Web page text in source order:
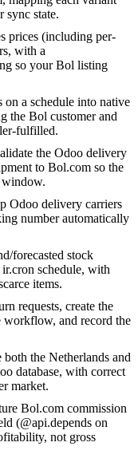
state.
prices (including per-
with a
so your Bol listing
a schedule into native
the Bol customer and
fulfilled.
the Odoo delivery
to Bol.com so the
Odoo delivery carriers
number automatically
forecasted stock
schedule, with
items.
requests, create the
and record the
the Netherlands and
database, with correct
market.
Bol.com commission
(@api.depends on
not gross